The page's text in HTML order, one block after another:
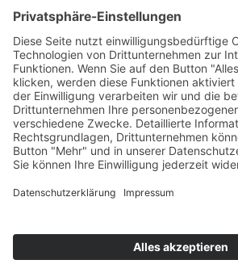
viba.de
4.90von5.00bei1685
Kontakt Versandkosten und Lieferung
FAQ – Häufig gestellte Fragen
Allgemeine Geschäftsbedingungen
Barrierefreiheit
Cookie-Einstellungen
Vertrag widerrufen